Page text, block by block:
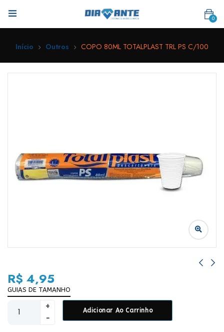
0
Início Outros COPO 80ML TOTALPLAST TRL PS C/100
R$ 4,95
GUIAS DE TAMANHO
Adicionar Ao Carrinho